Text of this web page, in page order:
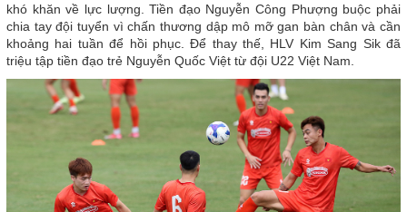
khó khăn về lực lượng. Tiền đạo Nguyễn Công Phượng buộc phải
chia tay đội tuyển vì chấn thương dập mô mỡ gan bàn chân và cần
khoảng hai tuần để hồi phục. Để thay thế, HLV Kim Sang Sik đã
triệu tập tiền đạo trẻ Nguyễn Quốc Việt từ đội U22 Việt Nam.